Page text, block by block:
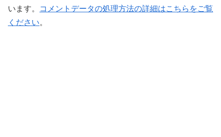
います。
コメントデータの処理方法の詳細はこちらをご覧
ください。